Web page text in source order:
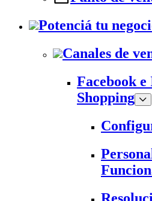
Potenciá tu
Canales de
Facebook
Shopping